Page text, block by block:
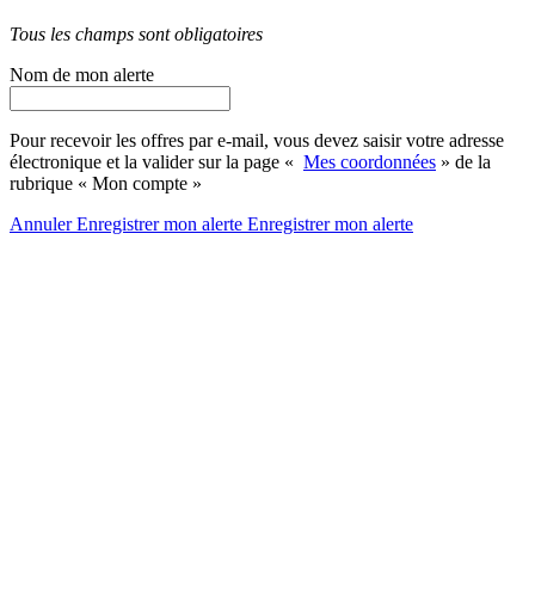
Tous les champs sont obligatoires
Nom de mon alerte
Pour recevoir les offres par e-mail, vous devez saisir votre adresse
électronique et la valider sur la page « Mes coordonnées » de la
rubrique « Mon compte »
AnnulerEnregistrer mon alerte Enregistrermon alerte